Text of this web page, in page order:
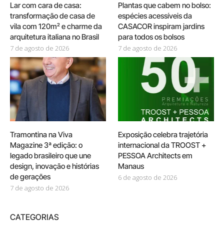
Lar com cara de casa:
transformação de casa de
vila com 120m² e charme da
arquitetura italiana no Brasil
7 de agosto de 2026
Plantas que cabem no bolso:
espécies acessíveis da
CASACOR inspiram jardins
para todos os bolsos
7 de agosto de 2026
Tramontina na Viva
Magazine 3ª edição: o
legado brasileiro que une
design, inovação e histórias
de gerações
7 de agosto de 2026
Exposição celebra trajetória
internacional da TROOST +
PESSOA Architects em
Manaus
6 de agosto de 2026
CATEGORIAS